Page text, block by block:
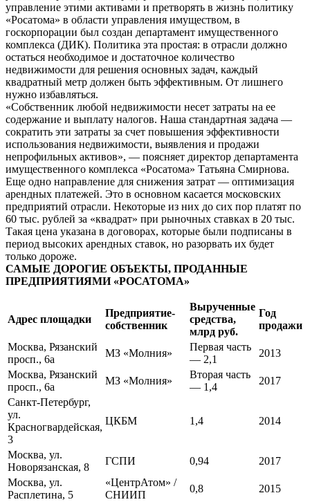
управление этими активами и претворять в жизнь политику
«Росатома» в области управления имуществом, в
госкорпорации был создан департамент имущественного
комплекса (ДИК). Политика эта простая: в отрасли должно
остаться необходимое и достаточное количество
недвижимости для решения основных задач, каждый
квадратный метр должен быть эффективным. От лишнего
нужно избавляться.
«Собственник любой недвижимости несет затраты на ее
содержание и выплату налогов. Наша стандартная задача —
сократить эти затраты за счет повышения эффективности
использования недвижимости, выявления и продажи
непрофильных активов», — поясняет директор департамента
имущественного комплекса «Росатома» Татьяна Смирнова.
Еще одно направление для снижения затрат — оптимизация
арендных платежей. Это в основном касается московских
предприятий отрасли. Некоторые из них до сих пор платят по
60 тыс. рублей за «квадрат» при рыночных ставках в 20 тыс.
Такая цена указана в договорах, которые были подписаны в
период высоких арендных ставок, но разорвать их будет
только дороже.
САМЫЕ ДОРОГИЕ ОБЪЕКТЫ, ПРОДАННЫЕ
ПРЕДПРИЯТИЯМИ «РОСАТОМА»
Адрес площадки
Предприятие-
собственник
Вырученные
средства,
млрд руб.
Год
продажи
Москва, Рязанский
просп., 6а
МЗ «Молния»
Первая часть
— 2,1
2013
Москва, Рязанский
просп., 6а
МЗ «Молния»
Вторая часть
— 1,4
2017
Санкт-Петербург,
ул.
Красногвардейская,
3
ЦКБМ 1,4 2014
Москва, ул.
Новорязанская, 8
ГСПИ 0,94
2017
Москва, ул.
Расплетина, 5
«ЦентрАтом» /
СНИИП
0,8
2015